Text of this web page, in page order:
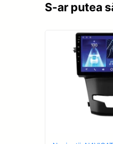
S-ar putea